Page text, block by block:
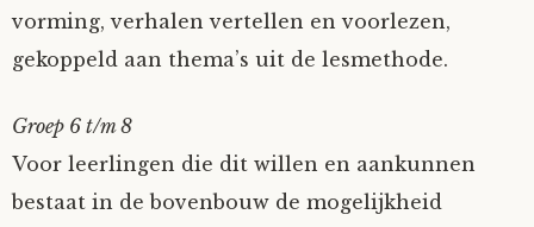
vorming, verhalen vertellen en voorlezen,
gekoppeld aan thema’s uit de lesmethode.
Groep 6 t/m 8
Voor leerlingen die dit willen en aankunnen
bestaat in de bovenbouw de mogelijkheid